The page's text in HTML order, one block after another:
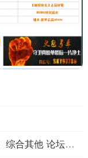
综合其他 论坛综合